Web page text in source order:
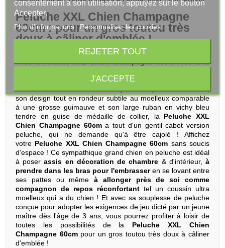
Peluche XXL Chien Champagne
60cm : pour un gros toutou très
doux à câliner d'emblée !
Que diriez-vous d'adopter un bon gros toutou juste au poil ?
Avec laPeluche XXL Chien Champagne 60cmvous allez
parole mais tellement expressif ! Avec son tissu pelucheux
très doux aux bouclettes tournoyantes soyeuses à souhait,
son design tout en rondeur subtile au moelleux comparable
à une grosse guimauve et son large ruban en vichy bleu
tendre en guise de médaille de collier, la Peluche XXL
Chien Champagne 60cma tout d'un gentil cabot version
peluche, qui ne demande qu'à être cajolé ! Affichez
votre Peluche XXL Chien Champagne 60cm sans soucis
d'espace ! Ce sympathique grand chien en peluche est idéal
à poserassis en décoration de chambre & d'intérieur,à
prendre dans les bras pour l'embrasseren se lovant entre
ses pattes ou mêmeà allonger près de soi comme
compagnon de repos réconfortant tel un coussin ultra
moelleux qui a du chien ! Et avec sa souplesse de peluche
conçue pour adopter les exigences de jeu dicté par un jeune
maître dès l'âge de 3 ans, vous pourrez profiter à loisir de
toutes les possibilités de la Peluche XXL Chien
Champagne 60cm pour un gros toutou très doux à câliner
d'emblée !
consentement à son utilisation, appuyez sur le bouton
Accepter.
Plus d'informations Personnaliser les cookies
REJETER TOUT
J'ACCEPTE